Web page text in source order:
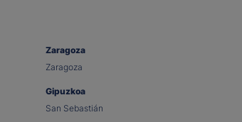
Zaragoza
Zaragoza
Gipuzkoa
San Sebastián